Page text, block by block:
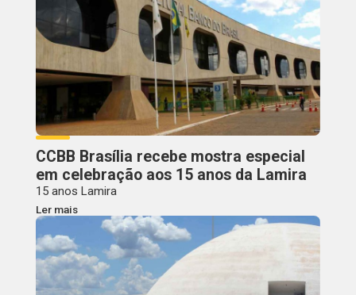
CCBB Brasília recebe mostra especial
em celebração aos 15 anos da Lamira
15 anos Lamira
Ler mais